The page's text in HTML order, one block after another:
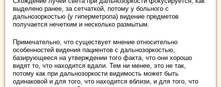
выделено ранее, за сетчаткой, потому у больного с
дальнозоркостью (у гиперметропа) видение предметов
получается нечетким и несколько размытым.
Примечательно, что существует мнение относительно
особенностей видения пациентов с дальнозоркостью,
базирующееся на утверждении того факта, что они хорошо
видят то, что находится вдали. Тем ни менее, это не так,
потому как при дальнозоркости видимость может быть
одинаковой и для того, что находится вблизи, и для того, что